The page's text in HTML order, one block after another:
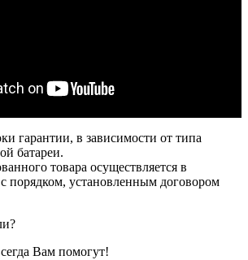
гарантии, в зависимости от типа
батареи.
товара осуществляется в
с порядком, установленным договором
Вам помогут!